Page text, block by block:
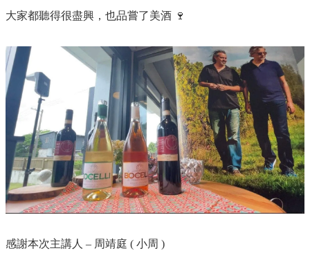
大家都聽得很盡興，也品嘗了美酒 🍷​
感謝本次主講人 – 周靖庭 ( 小周 )​